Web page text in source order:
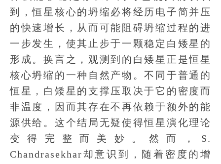
到，恒星核心的坍缩必将经历电子简并压
的快速增长，从而可能阻碍坍缩过程的进
一步发生，使其止步于一颗稳定白矮星的
形成。换言之，观测到的白矮星正是恒星
核心坍缩的一种自然产物。不同于普通的
恒星，白矮星的支撑压取决于它的密度而
非温度，因而其存在不再依赖于额外的能
源供给。这个结局无疑使得恒星演化理论
变得完整而美妙。然而，S.
Chandrasekhar却意识到，随着密度的增